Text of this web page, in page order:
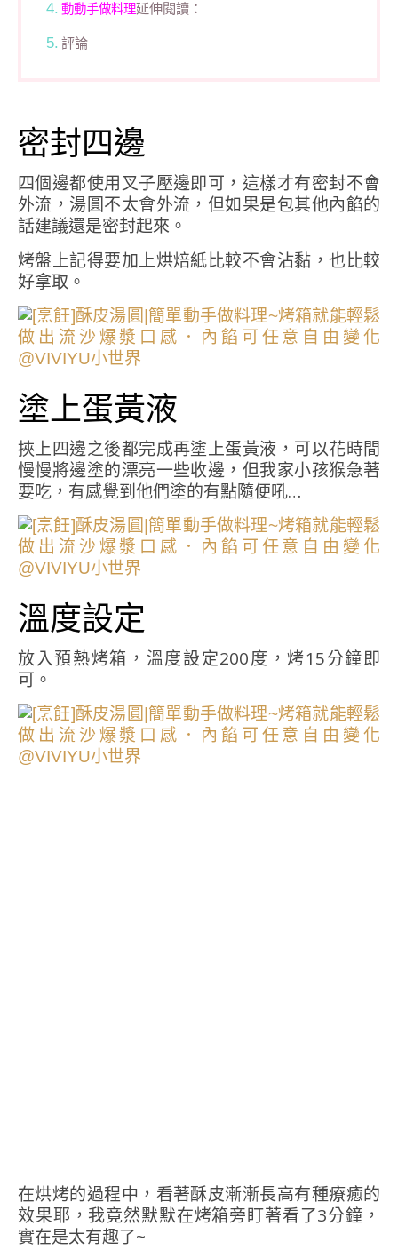
動動手做料理延伸閱讀：
評論
密封四邊
四個邊都使用叉子壓邊即可，這樣才有密封不會
外流，湯圓不太會外流，但如果是包其他內餡的
話建議還是密封起來。
烤盤上記得要加上烘焙紙比較不會沾黏，也比較
好拿取。
塗上蛋黃液
挾上四邊之後都完成再塗上蛋黃液，可以花時間
慢慢將邊塗的漂亮一些收邊，但我家小孩猴急著
要吃，有感覺到他們塗的有點隨便吼…
溫度設定
放入預熱烤箱，溫度設定200度，烤15分鐘即
可。
在烘烤的過程中，看著酥皮漸漸長高有種療癒的
效果耶，我竟然默默在烤箱旁盯著看了3分鐘，
實在是太有趣了~